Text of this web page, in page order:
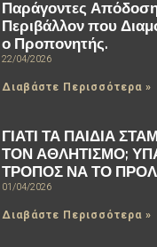
Παράγοντες
Περιβάλλον που
ο Προπονητής.
22/04/2026
Διαβάστε Περισσότερα »
ΓΙΑΤΙ ΤΑ ΠΑΙΔΙΑ
ΤΟΝ ΑΘΛΗΤΙΣΜΟ;
ΤΡΟΠΟΣ ΝΑ ΤΟ
01/04/2026
Διαβάστε Περισσότερα »